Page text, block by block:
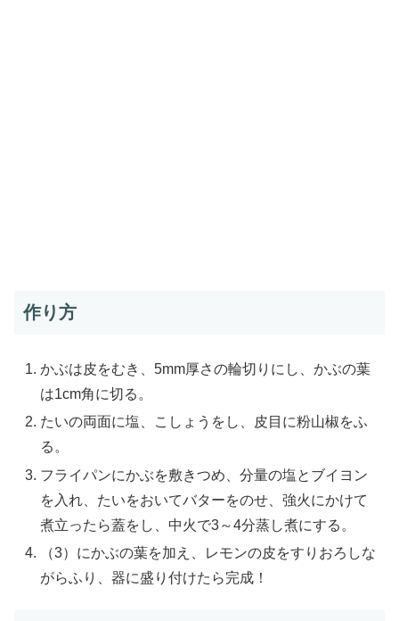
作り方
かぶは皮をむき、5mm厚さの輪切りにし、かぶの葉
は1cm角に切る。
たいの両面に塩、こしょうをし、皮目に粉山椒をふ
る。
フライパンにかぶを敷きつめ、分量の塩とブイヨン
を入れ、たいをおいてバターをのせ、強火にかけて
煮立ったら蓋をし、中火で3～4分蒸し煮にする。
（3）にかぶの葉を加え、レモンの皮をすりおろしな
がらふり、器に盛り付けたら完成！